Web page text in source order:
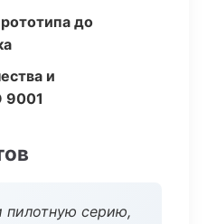
до
и
9001
пилотную серию,